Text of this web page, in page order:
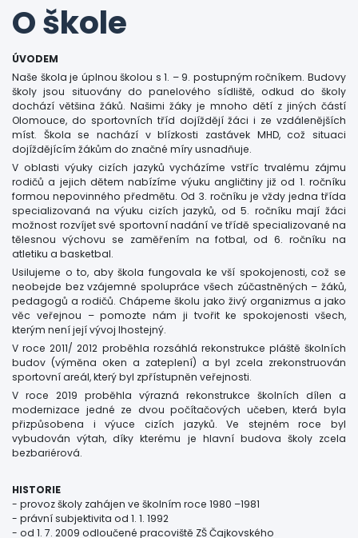
O škole
ÚVODEM
Naše škola je úplnou školou s 1. – 9. postupným ročníkem. Budovy
školy jsou situovány do panelového sídliště, odkud do školy
dochází většina žáků. Našimi žáky je mnoho dětí z jiných částí
Olomouce, do sportovních tříd dojíždějí žáci i ze vzdálenějších
míst. Škola se nachází v blízkosti zastávek MHD, což situaci
dojíždějícím žákům do značné míry usnadňuje.
V oblasti výuky cizích jazyků vycházíme vstříc trvalému zájmu
rodičů a jejich dětem nabízíme výuku angličtiny již od 1. ročníku
formou nepovinného předmětu. Od 3. ročníku je vždy jedna třída
specializovaná na výuku cizích jazyků, od 5. ročníku mají žáci
možnost rozvíjet své sportovní nadání ve třídě specializované na
tělesnou výchovu se zaměřením na fotbal, od 6. ročníku na
atletiku a basketbal.
Usilujeme o to, aby škola fungovala ke vší spokojenosti, což se
neobejde bez vzájemné spolupráce všech zúčastněných – žáků,
pedagogů a rodičů. Chápeme školu jako živý organizmus a jako
věc veřejnou – pomozte nám ji tvořit ke spokojenosti všech,
kterým není její vývoj lhostejný.
V roce 2011/ 2012 proběhla rozsáhlá rekonstrukce pláště školních
budov (výměna oken a zateplení) a byl zcela zrekonstruován
sportovní areál, který byl zpřístupněn veřejnosti.
V roce 2019 proběhla výrazná rekonstrukce školních dílen a
modernizace jedné ze dvou počítačových učeben, která byla
přizpůsobena i výuce cizích jazyků. Ve stejném roce byl
vybudován výtah, díky kterému je hlavní budova školy zcela
bezbariérová.
HISTORIE
- provoz školy zahájen ve školním roce 1980 –1981
- právní subjektivita od 1. 1. 1992
- od 1. 7. 2009 odloučené pracoviště ZŠ Čajkovského